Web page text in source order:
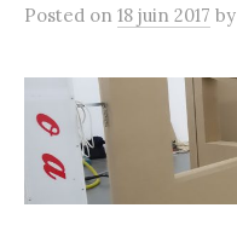
Posted on 18 juin 2017 by